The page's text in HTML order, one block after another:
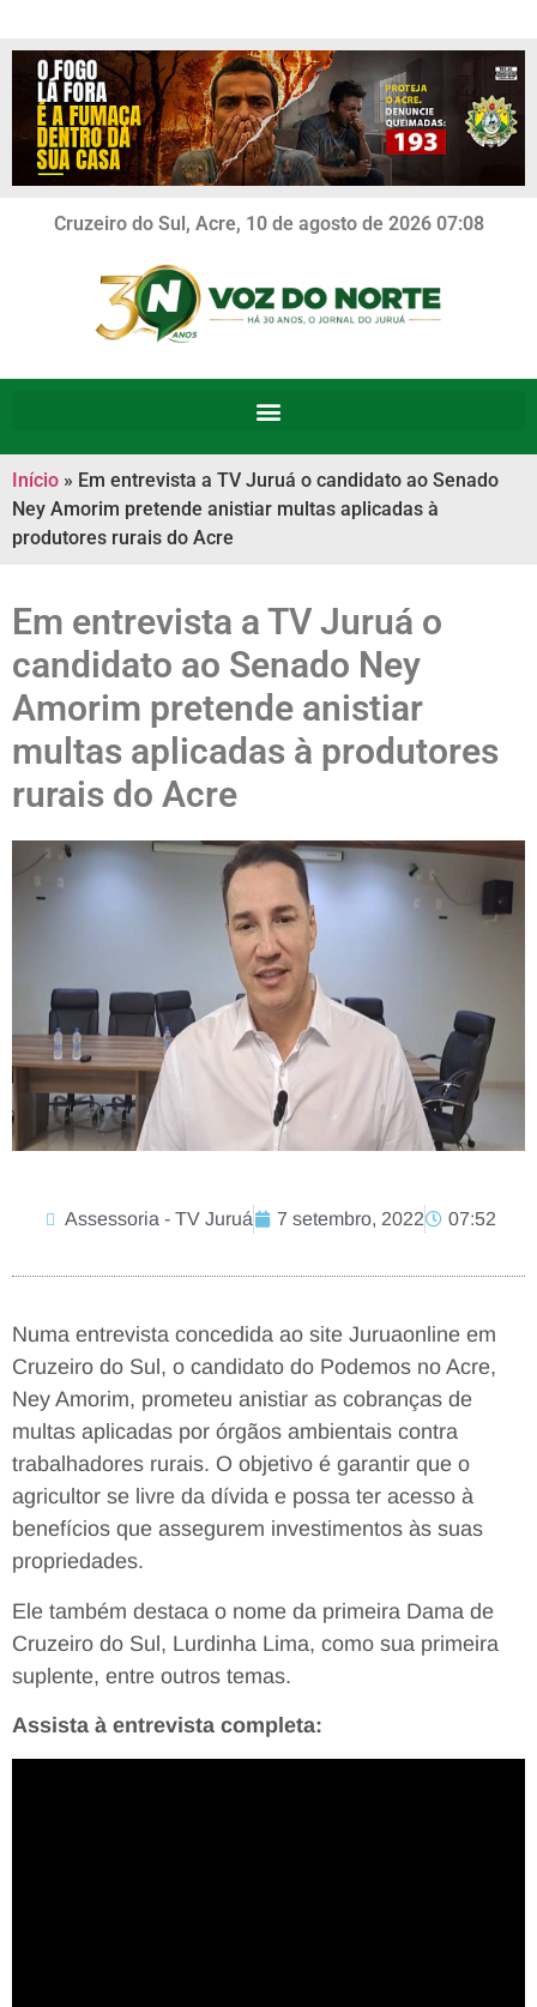
Cruzeiro do Sul, Acre, 10 de agosto de 2026 07:08
Início » Em entrevista a TV Juruá o candidato ao Senado
Ney Amorim pretende anistiar multas aplicadas à
produtores rurais do Acre
Em entrevista a TV Juruá o
candidato ao Senado Ney
Amorim pretende anistiar
multas aplicadas à produtores
rurais do Acre
Assessoria - TV Juruá 7 setembro, 2022 07:52
Numa entrevista concedida ao site Juruaonline em
Cruzeiro do Sul, o candidato do Podemos no Acre,
Ney Amorim, prometeu anistiar as cobranças de
multas aplicadas por órgãos ambientais contra
trabalhadores rurais. O objetivo é garantir que o
agricultor se livre da dívida e possa ter acesso à
benefícios que assegurem investimentos às suas
propriedades.
Ele também destaca o nome da primeira Dama de
Cruzeiro do Sul, Lurdinha Lima, como sua primeira
suplente, entre outros temas.
Assista à entrevista completa: